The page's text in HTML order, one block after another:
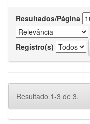
Resultados/Página
Registro(s)
Resultado 1-3 de 3.